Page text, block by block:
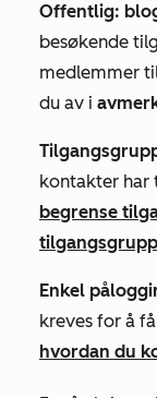
Offentlig:
besøkende
medlemmer
du av i
kontakter har
begrense
Enkel
kreves for å
hvordan du